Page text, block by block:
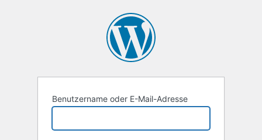
Benutzername oder E-Mail-Adresse